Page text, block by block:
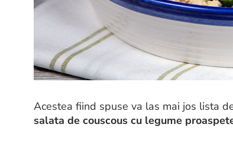
Acestea fiind spuse va las mai jos lista
salata de couscous cu legume